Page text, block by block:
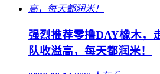
强烈推荐零撸DAY橡木，
队收溢高，每天都润米！